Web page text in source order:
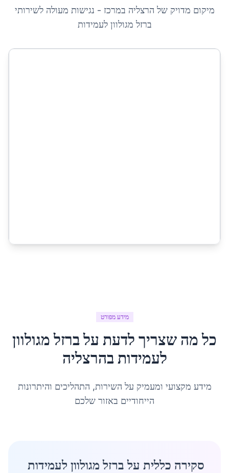
מיקום מדויק של הרצליה במרכז - נגישות מעולה לשירותי
ברזל מגולוון לעמידות
מידע מפורט
כל מה שצריך לדעת עלברזל מגולוון
לעמידות בהרצליה
מידע מקצועי ומעמיק על השירות, התהליכים והיתרונות
הייחודיים באזור שלכם
סקירה כללית על ברזל מגולוון לעמידות